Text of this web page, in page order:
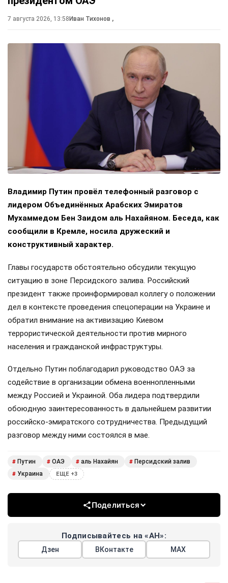
7 августа 2026, 13:58Иван Тихонов ,
Владимир Путин провёл телефонный разговор с
лидером Объединённых Арабских Эмиратов
Мухаммедом Бен Заидом аль Нахайяном. Беседа, как
сообщили в Кремле, носила дружеский и
конструктивный характер.
Главы государств обстоятельно обсудили текущую
ситуацию в зоне Персидского залива. Российский
президент также проинформировал коллегу о положении
дел в контексте проведения спецоперации на Украине и
обратил внимание на активизацию Киевом
террористической деятельности против мирного
населения и гражданской инфраструктуры.
Отдельно Путин поблагодарил руководство ОАЭ за
содействие в организации обмена военнопленными
между Россией и Украиной. Оба лидера подтвердили
обоюдную заинтересованность в дальнейшем развитии
российско-эмиратского сотрудничества. Предыдущий
разговор между ними состоялся в мае.
# Путин # ОАЭ # аль Нахайян # Персидский залив
# Украина ЕЩЕ +3
Поделиться
Подписывайтесь на «АН»:
Дзен ВКонтакте МАХ